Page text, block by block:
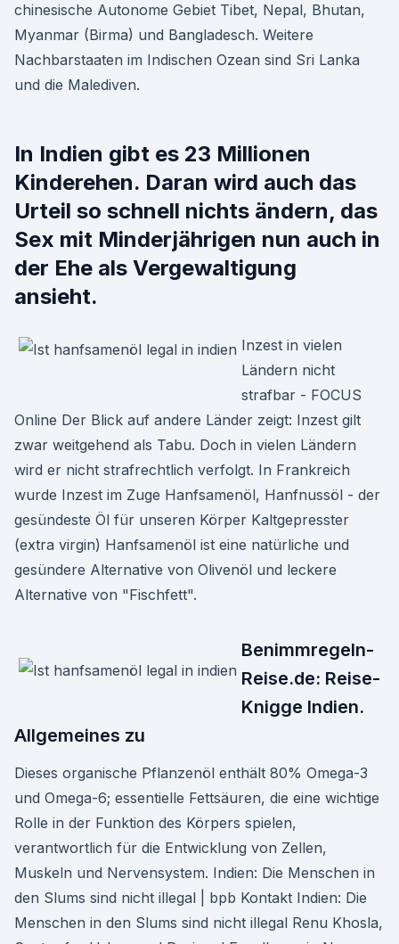
chinesische Autonome Gebiet Tibet, Nepal, Bhutan,
Myanmar (Birma) und Bangladesch. Weitere
Nachbarstaaten im Indischen Ozean sind Sri Lanka
und die Malediven.
In Indien gibt es 23 Millionen
Kinderehen. Daran wird auch das
Urteil so schnell nichts ändern, das
Sex mit Minderjährigen nun auch in
der Ehe als Vergewaltigung
ansieht.
Inzest in vielen
Ländern nicht
strafbar - FOCUS
Online Der Blick auf andere Länder zeigt: Inzest gilt
zwar weitgehend als Tabu. Doch in vielen Ländern
wird er nicht strafrechtlich verfolgt. In Frankreich
wurde Inzest im Zuge Hanfsamenöl, Hanfnussöl - der
gesündeste Öl für unseren Körper Kaltgepresster
(extra virgin) Hanfsamenöl ist eine natürliche und
gesündere Alternative von Olivenöl und leckere
Alternative von "Fischfett".
Benimmregeln-
Reise.de: Reise-
Knigge Indien.
Allgemeines zu
Dieses organische Pflanzenöl enthält 80% Omega-3
und Omega-6; essentielle Fettsäuren, die eine wichtige
Rolle in der Funktion des Körpers spielen,
verantwortlich für die Entwicklung von Zellen,
Muskeln und Nervensystem. Indien: Die Menschen in
den Slums sind nicht illegal | bpb Kontakt Indien: Die
Menschen in den Slums sind nicht illegal Renu Khosla,